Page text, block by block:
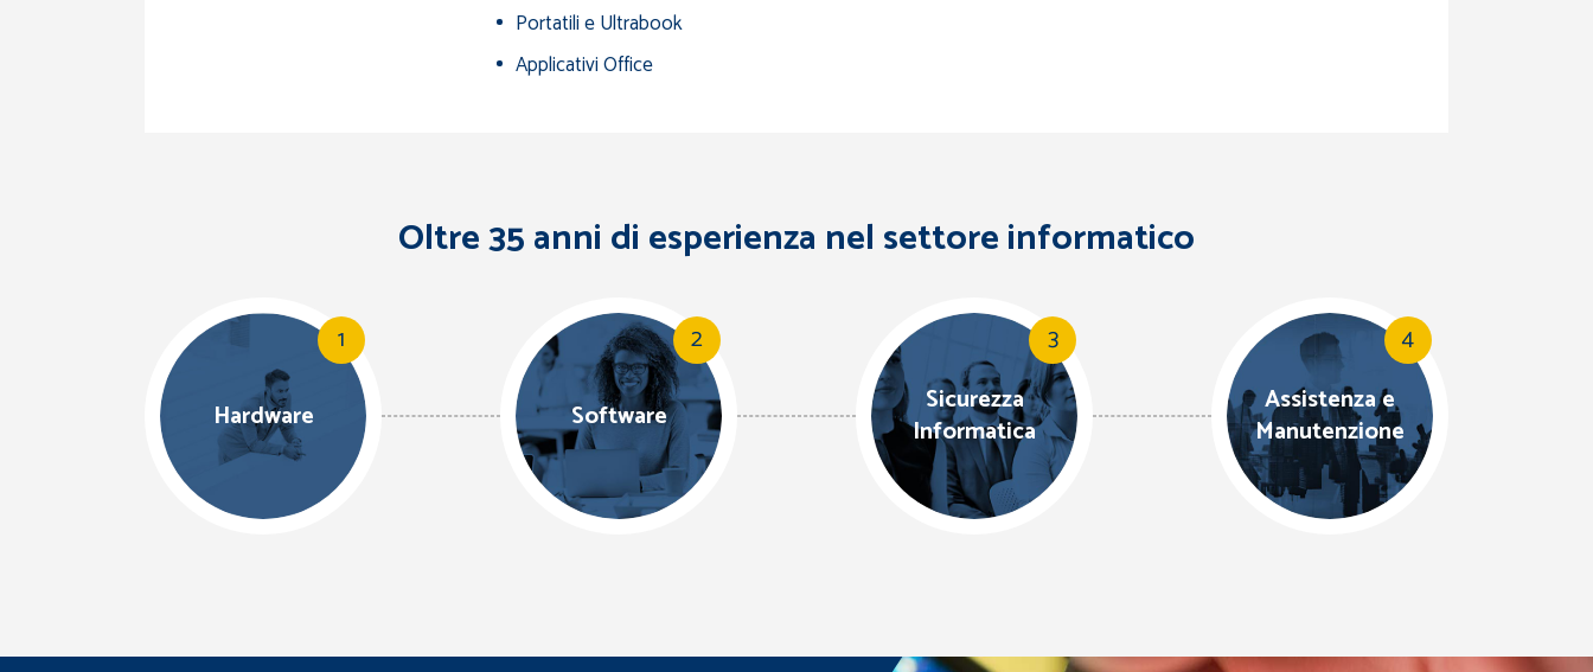
Portatili e Ultrabook
Applicativi Office
Oltre 35 anni di esperienza nel settore informatico
1
Hardware
2
Software
3
Sicurezza
Informatica
4
Assistenza e
Manutenzione